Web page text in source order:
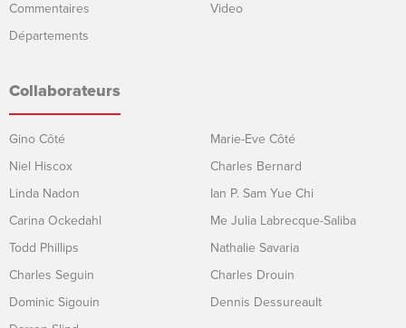
Commentaires
Départements
Video
Collaborateurs
Gino Côté
Niel Hiscox
Linda Nadon
Carina Ockedahl
Todd Phillips
Charles Seguin
Dominic Sigouin
Marie-Eve Côté
Charles Bernard
Ian P. Sam Yue Chi
Me Julia Labrecque-Saliba
Nathalie Savaria
Charles Drouin
Dennis Dessureault